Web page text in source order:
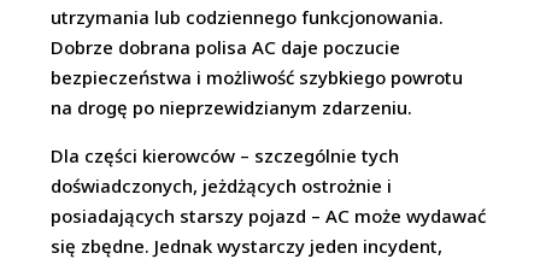
utrzymania lub codziennego funkcjonowania.
Dobrze dobrana polisa AC daje poczucie
bezpieczeństwa i możliwość szybkiego powrotu
na drogę po nieprzewidzianym zdarzeniu.
Dla części kierowców – szczególnie tych
doświadczonych, jeżdżących ostrożnie i
posiadających starszy pojazd – AC może wydawać
się zbędne. Jednak wystarczy jeden incydent,